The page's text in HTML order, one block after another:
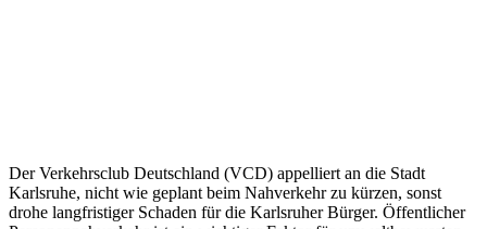
Der Verkehrsclub Deutschland (VCD) appelliert an die Stadt
Karlsruhe, nicht wie geplant beim Nahverkehr zu kürzen, sonst
drohe langfristiger Schaden für die Karlsruher Bürger. Öffentlicher